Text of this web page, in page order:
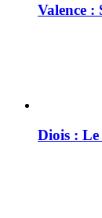
Valence :
Diois : Le